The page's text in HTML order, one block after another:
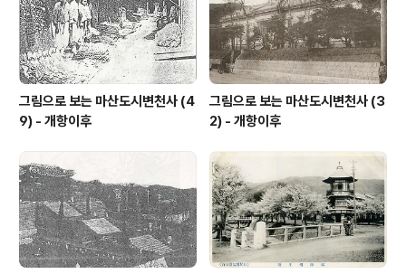
그림으로 보는 마산도시변천사 (4
9) - 개항이후
그림으로 보는 마산도시변천사 (3
2) - 개항이후